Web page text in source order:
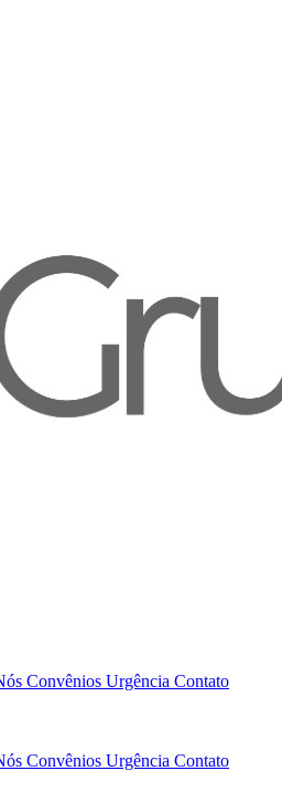
Convênios Urgência Contato
Convênios Urgência Contato